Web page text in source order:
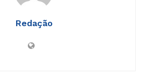
Redação